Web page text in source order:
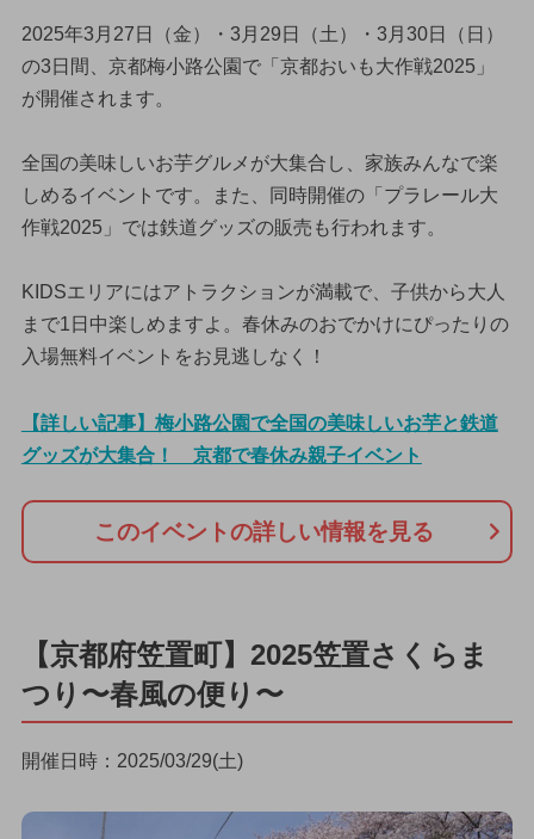
2025年3月27日（金）・3月29日（土）・3月30日（日）
の3日間、京都梅小路公園で「京都おいも大作戦2025」
が開催されます。
全国の美味しいお芋グルメが大集合し、家族みんなで楽
しめるイベントです。また、同時開催の「プラレール大
作戦2025」では鉄道グッズの販売も行われます。
KIDSエリアにはアトラクションが満載で、子供から大人
まで1日中楽しめますよ。春休みのおでかけにぴったりの
入場無料イベントをお見逃しなく！
【詳しい記事】梅小路公園で全国の美味しいお芋と鉄道
グッズが大集合！ 京都で春休み親子イベント
このイベントの詳しい情報を見る
【京都府笠置町】2025笠置さくらま
つり〜春風の便り〜
開催日時：2025/03/29(土)